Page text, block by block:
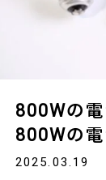
800Wの
800Wの
2025.03.19